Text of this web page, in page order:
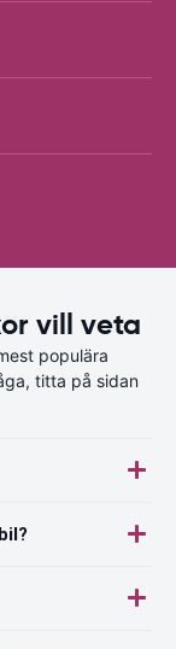
vill veta
populära
titta på sidan